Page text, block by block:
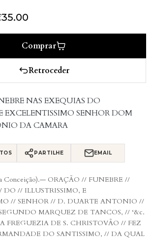
35.00
Comprar
Retroceder
PARTILHE EMAIL
Conceição).— ORAÇÃO // FUNEBRE //
DO // ILLUSTRISSIMO, E
// SENHOR // D. DUARTE ANTONIO //
MARQUEZ DE TANCOS, // ‘&c.
FREGUEZIA DE S. CHRISTOVÃO // FEZ
DO SANTISSIMO, // DA QUAL